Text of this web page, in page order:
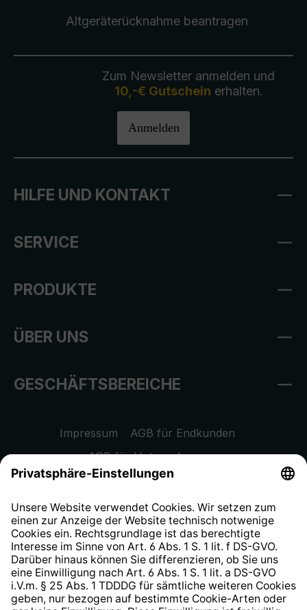
Altgeräterücknahmebeantragen
Zum Newsletter anmelden und
10,-€ Gutschein erhalten.
Anmelden
HILFE UND KONTAKT
SERVICE
PRODUKTE
ÜBER UNS
GESCHÄFTSBEREICHE
Impressum
AGB für Endkunden
AGB für Unternehmen
Datenschutzhinweis
Widerrufsrecht
Hinweisgeberschutzsystem
Barrierefreiheit